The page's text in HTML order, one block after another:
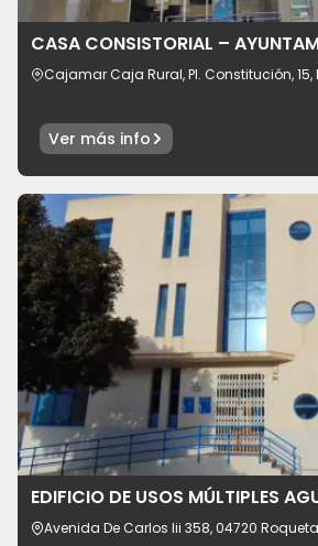
Idioma
CASA CONSISTORIAL –
Cajamar Caja Rural, Pl. Constitución,
Ver más info
EDIFICIO DE USOS MÚLTIPLES
Avenida De Carlos Iii 358, 04720